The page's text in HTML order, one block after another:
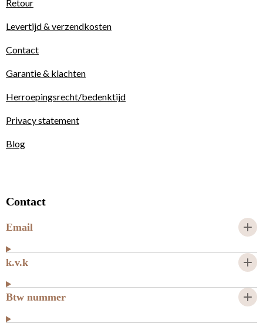
Retour
Levertijd & verzendkosten
Contact
Garantie & klachten
Herroepingsrecht/bedenktijd
Privacy statement
Blog
Contact
Email
k.v.k
Btw nummer